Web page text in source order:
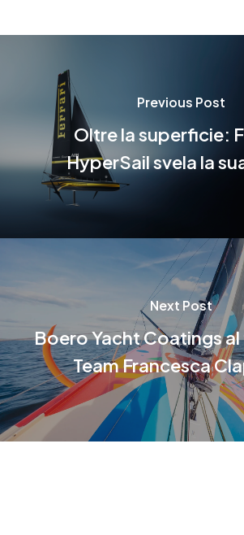
Previous Post
Oltre la superficie:
HyperSail svela la
Next Post
Boero Yacht Coatings
Team Francesca